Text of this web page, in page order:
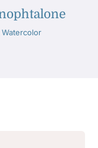
Watercolor